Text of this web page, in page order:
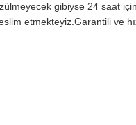
gibiyse 24 saat
etmekteyiz.Garantili ve